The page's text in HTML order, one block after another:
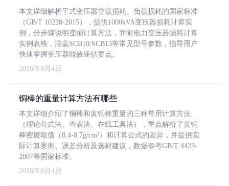
本文详细解析干式变压器空载损耗、负载损耗的国家标准
（GB/T 10228-2015），提供1000kVA变压器损耗计算实
例，分步骤说明变损计算方法，并附电力变压器损耗计算
实例表格，涵盖SCB10/SCB13等常见型号参数，指导用户
快速掌握变压器能效评估要点。
2026年8月4日
铜棒的重量计算方法有哪些
本文详细介绍了铜棒和黄铜棒重量的三种常用计算方法
（理论公式法、查表法、在线工具法），重点解析了黄铜
棒密度取值（8.4-8.7g/cm³）和计算公式的差异，并提供实
际计算案例、误差分析及选材建议，数据参考GB/T 4423-
2007等国家标准。
2026年8月4日